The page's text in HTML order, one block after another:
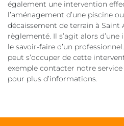
également une intervention
l’aménagement d’une piscine
décaissement de terrain à Saint
règlementé. Il s’agit alors
le savoir-faire d’un
peut s’occuper de cette
exemple contacter notre
pour plus d’informations.